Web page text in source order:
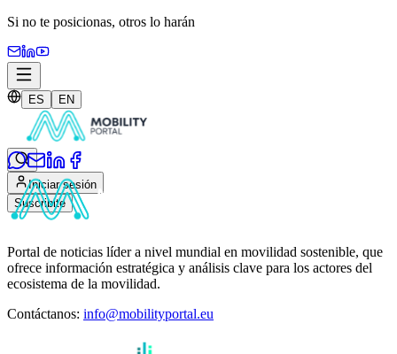
Si no te posicionas, otros lo harán
ES EN
Iniciar sesión
Suscribite
Portal de noticias líder a nivel mundial en movilidad sostenible, que
ofrece información estratégica y análisis clave para los actores del
ecosistema de la movilidad.
Contáctanos: info@mobilityportal.eu